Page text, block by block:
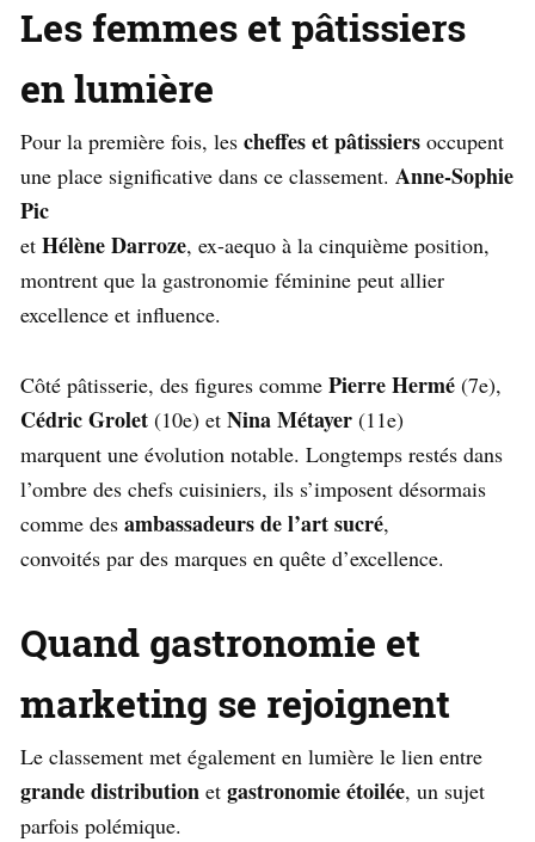
Les femmes et pâtissiers
en lumière
Pour la première fois, les cheffes et pâtissiers occupent
une place significative dans ce classement. Anne-Sophie
Pic
et Hélène Darroze, ex-aequo à la cinquième position,
montrent que la gastronomie féminine peut allier
excellence et influence.
Côté pâtisserie, des figures comme Pierre Hermé (7e),
Cédric Grolet (10e) et Nina Métayer (11e)
marquent une évolution notable. Longtemps restés dans
l’ombre des chefs cuisiniers, ils s’imposent désormais
comme des ambassadeurs de l’art sucré,
convoités par des marques en quête d’excellence.
Quand gastronomie et
marketing se rejoignent
Le classement met également en lumière le lien entre
grande distribution et gastronomie étoilée, un sujet
parfois polémique.